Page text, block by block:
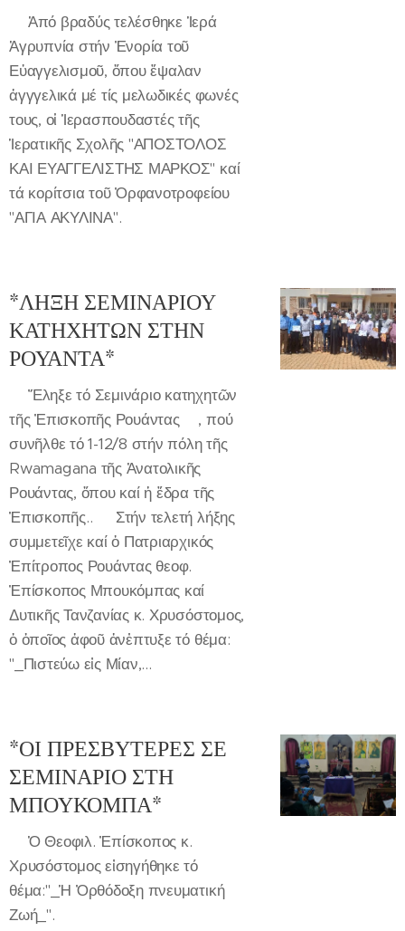
⛪Ἀπό βραδύς τελέσθηκε Ἱερά
Ἀγρυπνία στήν Ἐνορία τοῦ
Εὐαγγελισμοῦ, ὅπου ἔψαλαν
ἀγγγελικά μέ τίς μελωδικές φωνές
τους, οἱ Ἱερασπουδαστές τῆς
Ἱερατικῆς Σχολῆς "ΑΠΟΣΤΟΛΟΣ
ΚΑΙ ΕΥΑΓΓΕΛΙΣΤΗΣ ΜΑΡΚΟΣ" καί
τά κορίτσια τοῦ Ὀρφανοτροφείου
"ΑΓΙΑ ΑΚΥΛΙΝΑ".
*ΛΗΞΗ ΣΕΜΙΝΑΡΙΟΥ
ΚΑΤΗΧΗΤΩΝ ΣΤΗΝ
ΡΟΥΑΝΤΑ*
✍️Ἔληξε τό Σεμινάριο κατηχητῶν
τῆς Ἐπισκοπῆς Ρουάντας🇷🇼, πού
συνῆλθε τό 1-12/8 στήν πόλη τῆς
Rwamagana τῆς Ἀνατολικῆς
Ρουάντας, ὅπου καί ἡ ἕδρα τῆς
Ἐπισκοπῆς.. 📌Στήν τελετή λήξης
συμμετεῖχε καί ὁ Πατριαρχικός
Ἐπίτροπος Ρουάντας θεοφ.
Ἐπίσκοπος Μπουκόμπας καί
Δυτικῆς Τανζανίας κ. Χρυσόστομος,
ὁ ὁποῖος ἀφοῦ ἀνἐπτυξε τό θέμα:
"_Πιστεύω εἰς Μίαν,...
*ΟΙ ΠΡΕΣΒΥΤΕΡΕΣ ΣΕ
ΣΕΜΙΝΑΡΙΟ ΣΤΗ
ΜΠΟΥΚΟΜΠΑ*
🔸Ὁ Θεοφιλ. Ἐπίσκοπος κ.
Χρυσόστομος εἰσηγήθηκε τό
θέμα:"_Ἡ Ὀρθόδοξη πνευματική
Ζωή_".